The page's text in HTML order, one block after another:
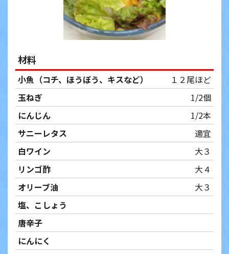
材料
小魚（コチ、ほうぼう、キスなど）
１２尾ほど
玉ねぎ
1/2個
にんじん
1/2本
サニーレタス
適宜
白ワイン
大３
リンゴ酢
大４
オリーブ油
大３
塩、こしょう
唐辛子
にんにく